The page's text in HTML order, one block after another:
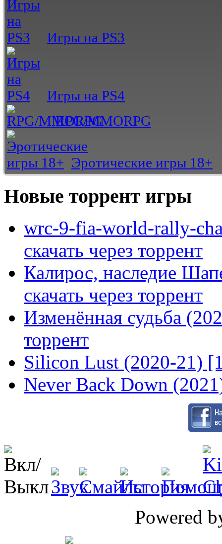
Игры на PS3
Игры на PS4
RPG/MMORPG
Эротические игры 18+
Новые торрент игры
wrc-9-fia-world-rally-
скачать через торрент
Калирос, наследие
скачать через торрент
Изменённая судьба
торрент
Silicon Lust (2020-21)
Never Back Down
Powered